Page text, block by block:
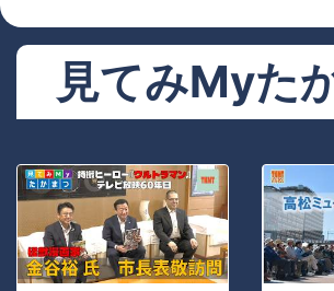
見てみMyた